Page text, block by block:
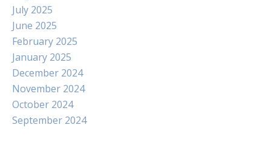
July 2025
June 2025
February 2025
January 2025
December 2024
November 2024
October 2024
September 2024